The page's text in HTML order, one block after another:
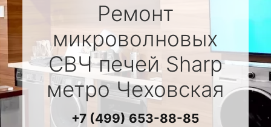
Ремонт
микроволновых
СВЧ печей Sharp
метро Чеховская
+7 (499) 653-88-85